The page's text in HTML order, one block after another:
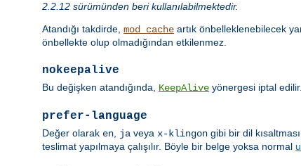
2.2.12 sürümünden beri kullanılabilmektedir.
Atandığı takdirde, mod_cache artık önbelleklenebilecek
önbellekte olup olmadığından etkilenmez.
nokeepalive
Bu değişken atandığında, KeepAlive yönergesi iptal edilir.
prefer-language
Değer olarak en, ja veya x-klingon gibi bir dil
teslimat yapılmaya çalışılır. Böyle bir belge yoksa normal